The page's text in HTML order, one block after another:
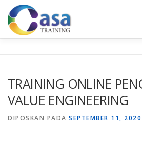
Lompat
konten
KONTAK KAMI SERTIFIKASI
TRAINING ONLINE
VALUE ENGINEERING
DIPOSKAN PADA SEPTEMBER 11, 2020